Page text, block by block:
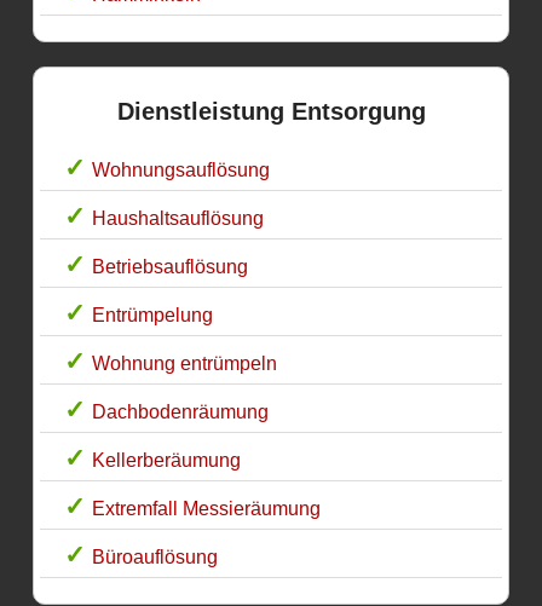
Dienstleistung Entsorgung
Wohnungsauflösung
Haushaltsauflösung
Betriebsauflösung
Entrümpelung
Wohnung entrümpeln
Dachbodenräumung
Kellerberäumung
Extremfall Messieräumung
Büroauflösung